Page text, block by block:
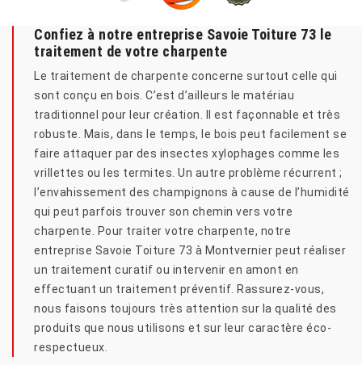
Confiez à notre entreprise Savoie Toiture 73 le
traitement de votre charpente
Le traitement de charpente concerne surtout celle qui
sont conçu en bois. C’est d’ailleurs le matériau
traditionnel pour leur création. Il est façonnable et très
robuste. Mais, dans le temps, le bois peut facilement se
faire attaquer par des insectes xylophages comme les
vrillettes ou les termites. Un autre problème récurrent ;
l’envahissement des champignons à cause de l’humidité
qui peut parfois trouver son chemin vers votre
charpente. Pour traiter votre charpente, notre
entreprise Savoie Toiture 73 à Montvernier peut réaliser
un traitement curatif ou intervenir en amont en
effectuant un traitement préventif. Rassurez-vous,
nous faisons toujours très attention sur la qualité des
produits que nous utilisons et sur leur caractère éco-
respectueux.